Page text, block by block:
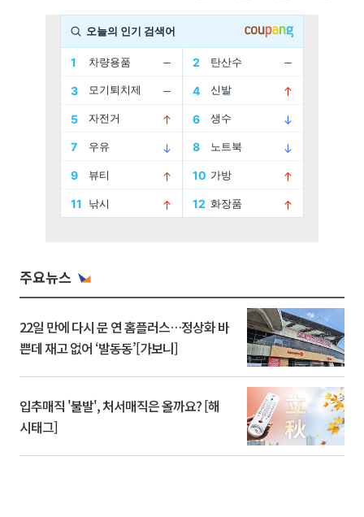
주요뉴스
22일 만에 다시 문 연 홈플러스…정상화 바
쁜데 재고 없어 ‘발동동’[가보니]
입추매직 '불발', 처서매직은 올까요? [해
시태그]